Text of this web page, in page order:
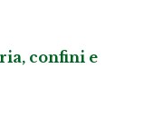
confini e